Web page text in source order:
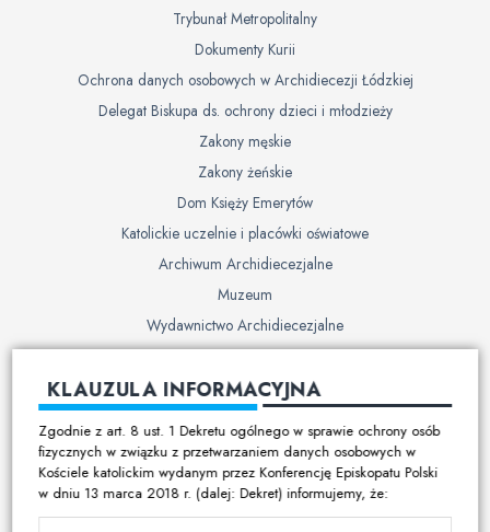
Trybunał Metropolitalny
Dokumenty Kurii
Ochrona danych osobowych w Archidiecezji Łódzkiej
Delegat Biskupa ds. ochrony dzieci i młodzieży
Zakony męskie
Zakony żeńskie
Dom Księży Emerytów
Katolickie uczelnie i placówki oświatowe
Archiwum Archidiecezjalne
Muzeum
Wydawnictwo Archidiecezjalne
Cmentarze
Duszpasterstwo
Program duszpasterski
Kalendarz pracy duszpasterskiej
Duszpasterstwo specjalistyczne
KLAUZULA INFORMACYJNA
Zgodnie z art. 8 ust. 1 Dekretu ogólnego w sprawie ochrony osób
fizycznych w związku z przetwarzaniem danych osobowych w
Kościele katolickim wydanym przez Konferencję Episkopatu Polski
w dniu 13 marca 2018 r. (dalej: Dekret) informujemy, że: